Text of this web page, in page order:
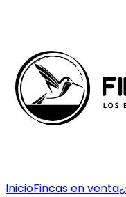
InicioFincas en venta